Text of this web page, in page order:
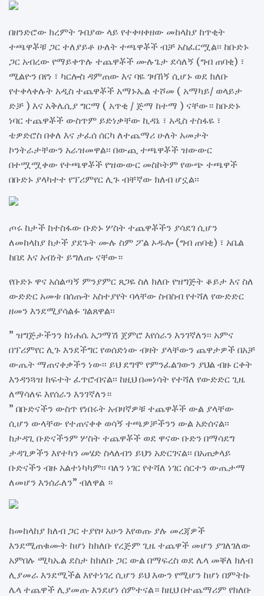
በዘንድሮው ክረምት ገብያው ላይ የተቀዛቀዘው መከላከያ ከጥቂት
ተጫዋቾቹ ጋር ተለያይቶ ሁለት ተጫዋቾች ብቻ አስፈርሟል፡፡ ከቡድኑ
ጋር አብረው የማይቀጥሉ ተጨዋቾች ሙሉጌታ ደሳለኝ (ግብ ጠባቂ) ፣
ሚልዮን በየነ ፣ ካርሎስ ዳምጠው እና ባዬ ገዛኸኝ ሲሆኑ ወደ ክለቡ
የተቀላቀሉት አዲስ ተጨዋቾች አማኑኤል ተሾመ ( አማካይ/ ወላይታ
ድቻ ) እና አቅሌሲያ ግርማ ( አጥቂ / ጅማ ከተማ ) ናቸው። ከቡድኑ
ነባር ተጨዋቾች ውስጥም ይድነቃቸው ኪዳኔ ፣ አዲስ ተስፋዬ ፣
ቴዎድሮስ በቀለ እና ታፈሰ ሰርካ ለተጨማሪ ሁለት አመታት
ኮንትራታቸውን አራዝመዋል፡፡ በውጪ ተጫዋቾች ዝውውር
በተሟሟቀው የተጫዋቾች የዝውውር መስኮትም የውጭ ተጫዋች
በቡድኑ ያላካተተ የፕሪምየር ሊጉ ብቸኛው ክለብ ሆኗል፡፡
ጦሩ ከታች ከተስፋው ቡድኑ ሦስት ተጨዋቾችን ያሳደገ ሲሆን
ለመከላከያ ከታች ያደጉት ሙሉ ስም ፖል ኦዱሎ (ግብ ጠባቂ) ፣ አቤል
ከበደ እና አብነት ይግለጡ ናቸው።
የቡድኑ ዋና አሰልጣኝ ምንያምር ጸጋዬ ስለ ክለቡ የዝግጅት ቆይታ እና ስለ
ውድድር አመቱ በሰጡት አስተያየት ባላቸው ስብስብ የተሻለ የውድድር
ዘመን እንደሚያሳልፉ ገልጸዋል፡፡
” ዝግጅታችንን ከነሐሴ አጋማሽ ጀምሮ እየሰራን እንገኛለን፡፡ አምና
በፕሪምየር ሊጉ እንደችግር የወሰድነው ብዛት ያላቸውን ጨዋታዎች በአቻ
ውጤት ማጠናቀቃችን ነው፡፡ ይህ ደግሞ የምንፈልገውን ያህል ብዙ ርቀት
እንዳንጓዝ ክፍተት ፈጥሮብናል፡፡ ከዚህ በመነሳት የተሻለ የውድድር ጊዜ
ለማሳለፍ እየሰራን እንገኛለን።
” በቡድናችን ውስጥ የነበሩት አብዛኛዎቹ ተጨዋቾች ውል ያላቸው
ሲሆን ውላቸው የተጠናቀቀ ወሳኝ ተጫዎቻችንን ውል አድሰናል፡፡
ከታዳጊ ቡድናችንም ሦስት ተጨዋቾች ወደ ዋናው ቡድን በማሳደግ
ታዳጊዎችን እየተካን መሄድ ስላለብን ይህን አድርገናል፡፡ በአጠቃላይ
ቡድናችን ብዙ አልተነካካም፡፡ ባለን ነገር የተሻለ ነገር ሰርተን ውጤታማ
ለመሆን እንሰራለን” ብለዋል ።
ከመከላከያ ክለብ ጋር ተያየዞ አሁን እየወጡ ያሉ መረጃዎች
እንደሚጠቁሙት ከሆነ ከክለቡ የረጅም ጊዜ ተጨዋች መሆን ያገለገለው
አምበሉ ሚካኤል ደስታ ከክለቡ ጋር ውል በማፍረስ ወደ ሌላ መቐለ ክለብ
ሊያመራ እንደሚችል እየተነገረ ሲሆን ይህ እውን የሚሆን ከሆነ በምትኩ
ሌላ ተጨዋች ሊያመጡ እንደሆነ ሰምተናል። ከዚህ በተጨማሪም የክለቡ